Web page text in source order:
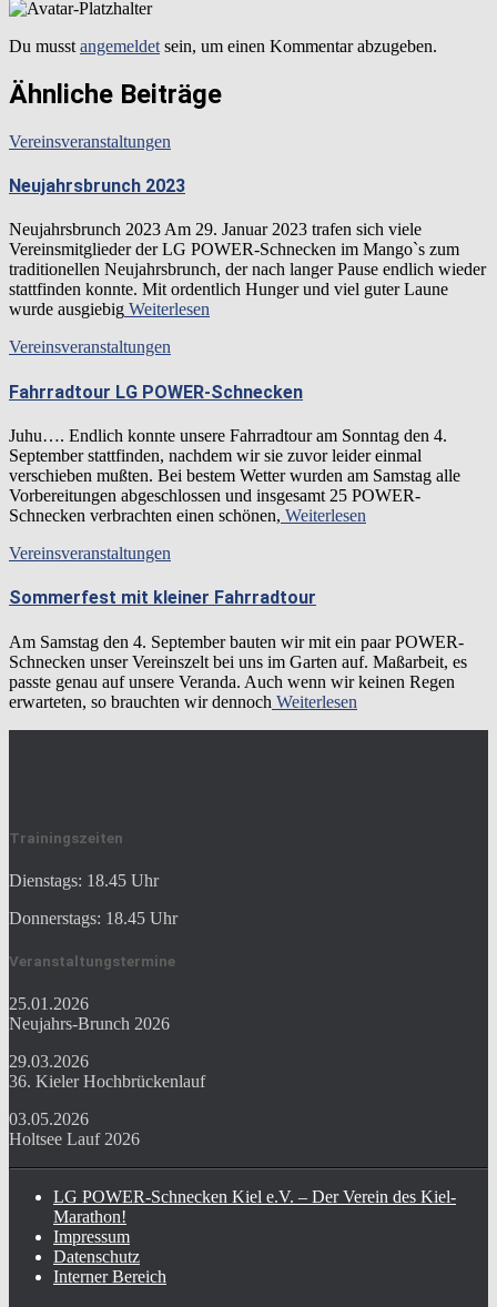
Du musst angemeldet sein, um einen Kommentar abzugeben.
Ähnliche Beiträge
Vereinsveranstaltungen
Neujahrsbrunch 2023
Neujahrsbrunch 2023 Am 29. Januar 2023 trafen sich viele
Vereinsmitglieder der LG POWER-Schnecken im Mango`s zum
traditionellen Neujahrsbrunch, der nach langer Pause endlich wieder
stattfinden konnte. Mit ordentlich Hunger und viel guter Laune
wurde ausgiebig Weiterlesen
Vereinsveranstaltungen
Fahrradtour LG POWER-Schnecken
Juhu…. Endlich konnte unsere Fahrradtour am Sonntag den 4.
September stattfinden, nachdem wir sie zuvor leider einmal
verschieben mußten. Bei bestem Wetter wurden am Samstag alle
Vorbereitungen abgeschlossen und insgesamt 25 POWER-
Schnecken verbrachten einen schönen, Weiterlesen
Vereinsveranstaltungen
Sommerfest mit kleiner Fahrradtour
Am Samstag den 4. September bauten wir mit ein paar POWER-
Schnecken unser Vereinszelt bei uns im Garten auf. Maßarbeit, es
passte genau auf unsere Veranda. Auch wenn wir keinen Regen
erwarteten, so brauchten wir dennoch Weiterlesen
Trainingszeiten
Dienstags: 18.45 Uhr
Donnerstags: 18.45 Uhr
Veranstaltungstermine
25.01.2026
Neujahrs-Brunch 2026
29.03.2026
36. Kieler Hochbrückenlauf
03.05.2026
Holtsee Lauf 2026
LG POWER-Schnecken Kiel e.V. – Der Verein des Kiel-
Marathon!
Impressum
Datenschutz
Interner Bereich